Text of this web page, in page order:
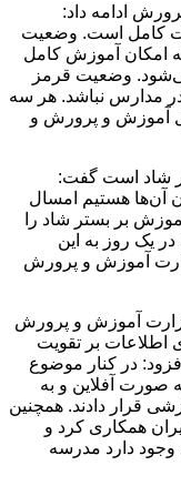
ادامه داد:
کامل است‌. وضعیت
امکان آموزش کامل
وضعیت قرمز
مدارس نباشد. هر سه
آموزش و پرورش و
شاد است گفت:
آن‌ها هستیم امسال
بر بستر شاد را
مراجعه در یک روز به این
آموزش و پرورش
آموزش و پرورش
اطلاعات بر تقویت
در کنار موضوع
صورت آفلاین و به
قرار دادند. همچنین
همکاری کرد و
وجود دارد مدرسه